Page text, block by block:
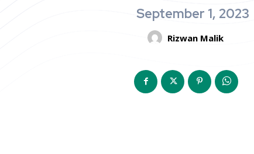
September 1, 2023
Rizwan Malik